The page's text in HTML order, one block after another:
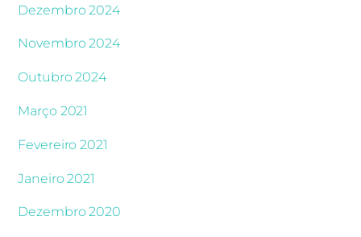
Dezembro 2024
Novembro 2024
Outubro 2024
Março 2021
Fevereiro 2021
Janeiro 2021
Dezembro 2020